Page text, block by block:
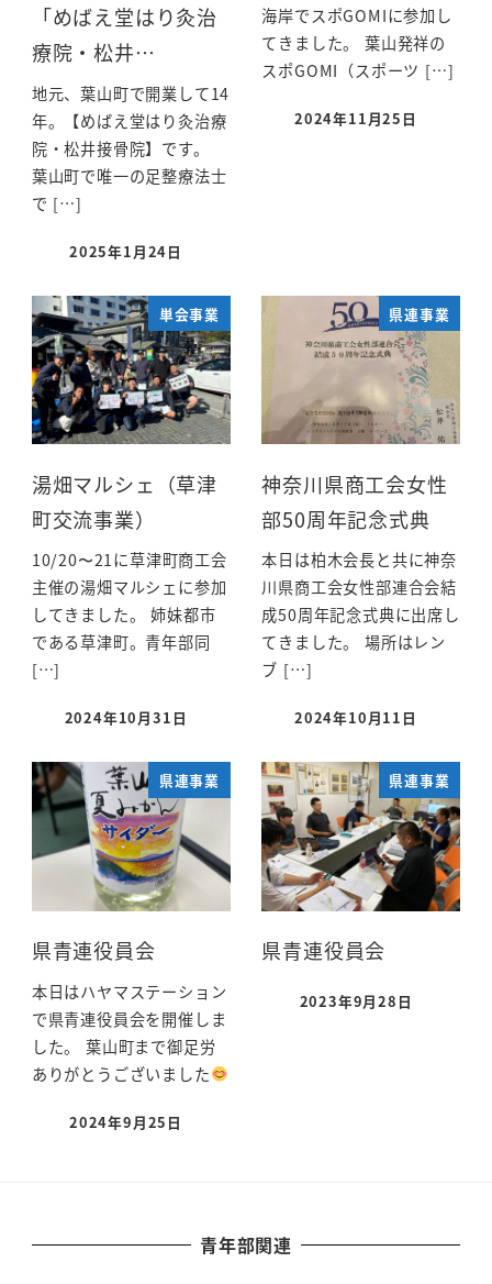
「めばえ堂はり灸治
療院・松井…
地元、葉山町で開業して14
年。【めばえ堂はり灸治療
院・松井接骨院】です。
葉山町で唯一の足整療法士
で […]
2025年1月24日
海岸でスポGOMIに参加し
てきました。 葉山発祥の
スポGOMI（スポーツ […]
2024年11月25日
単会事業
湯畑マルシェ（草津
町交流事業）
10/20〜21に草津町商工会
主催の湯畑マルシェに参加
してきました。 姉妹都市
である草津町。青年部同
[…]
2024年10月31日
県連事業
神奈川県商工会女性
部50周年記念式典
本日は柏木会長と共に神奈
川県商工会女性部連合会結
成50周年記念式典に出席し
てきました。 場所はレン
ブ […]
2024年10月11日
県連事業
県青連役員会
本日はハヤマステーション
で県青連役員会を開催しま
した。 葉山町まで御足労
ありがとうございました
2024年9月25日
県連事業
県青連役員会
2023年9月28日
青年部関連